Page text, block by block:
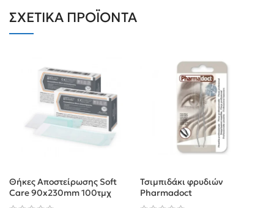
ΣΧΕΤΙΚΆ ΠΡΟΪΌΝΤΑ
Θήκες Aποστείρωσης Soft
Care 90x230mm 100τμχ
Τσιμπιδάκι φρυδιών
Pharmadoct